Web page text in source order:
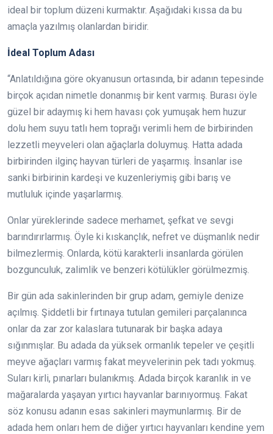
ideal bir toplum düzeni kurmaktır. Aşağıdaki kıssa da bu
amaçla yazılmış olanlardan biridir.
İdeal Toplum Adası
“Anlatıldığına göre okyanusun ortasında, bir adanın tepesinde
birçok açıdan nimetle donanmış bir kent varmış. Burası öyle
güzel bir adaymış ki hem havası çok yumuşak hem huzur
dolu hem suyu tatlı hem toprağı verimli hem de birbirinden
lezzetli meyveleri olan ağaçlarla doluymuş. Hatta adada
birbirinden ilginç hayvan türleri de yaşarmış. İnsanlar ise
sanki birbirinin kardeşi ve kuzenleriymiş gibi barış ve
mutluluk içinde yaşarlarmış.
Onlar yüreklerinde sadece merhamet, şefkat ve sevgi
barındırırlarmış. Öyle ki kıskançlık, nefret ve düşmanlık nedir
bilmezlermiş. Onlarda, kötü karakterli insanlarda görülen
bozgunculuk, zalimlik ve benzeri kötülükler görülmezmiş.
Bir gün ada sakinlerinden bir grup adam, gemiyle denize
açılmış. Şiddetli bir fırtınaya tutulan gemileri parçalanınca
onlar da zar zor kalaslara tutunarak bir başka adaya
sığınmışlar. Bu adada da yüksek ormanlık tepeler ve çeşitli
meyve ağaçları varmış fakat meyvelerinin pek tadı yokmuş.
Suları kirli, pınarları bulanıkmış. Adada birçok karanlık in ve
mağaralarda yaşayan yırtıcı hayvanlar barınıyormuş. Fakat
söz konusu adanın esas sakinleri maymunlarmış. Bir de
adada hem onları hem de diğer yırtıcı hayvanları kendine yem